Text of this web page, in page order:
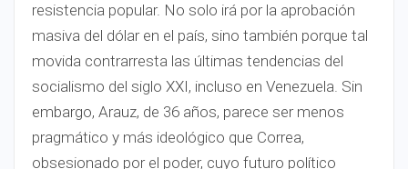
resistencia popular. No solo irá por la aprobación
masiva del dólar en el país, sino también porque tal
movida contrarresta las últimas tendencias del
socialismo del siglo XXI, incluso en Venezuela. Sin
embargo, Arauz, de 36 años, parece ser menos
pragmático y más ideológico que Correa,
obsesionado por el poder, cuyo futuro político